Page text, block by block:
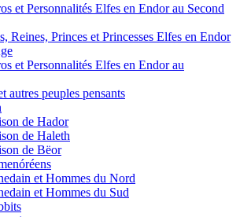
et Personnalités Elfes en Endor au Second
Reines, Princes et Princesses Elfes en Endor
et Personnalités Elfes en Endor au
autres peuples pensants
de Hador
de Haleth
de Bëor
et Hommes du Nord
et Hommes du Sud